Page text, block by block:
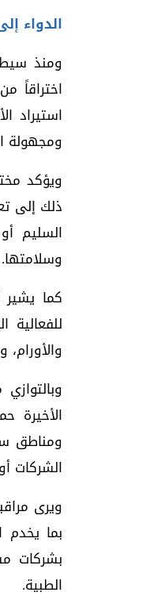
الدواء
ومنذ
اختراقاً
استيراد
ومجهولة
ويؤكد
ذلك إلى
السليم
وسلامتها.
كما يشير
الأخيرة
ومناطق
الشركات
ويرى
بما يخدم
بشركات
الطبية.